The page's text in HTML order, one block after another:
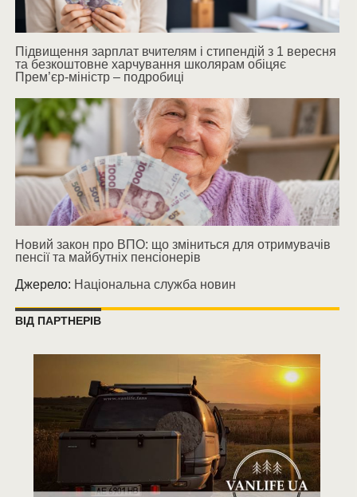
Підвищення зарплат вчителям і стипендій з 1 вересня
та безкоштовне харчування школярам обіцяє
Прем’єр-міністр – подробиці
Новий закон про ВПО: що зміниться для отримувачів
пенсії та майбутніх пенсіонерів
Джерело: Національна служба новин
ВІД ПАРТНЕРІВ